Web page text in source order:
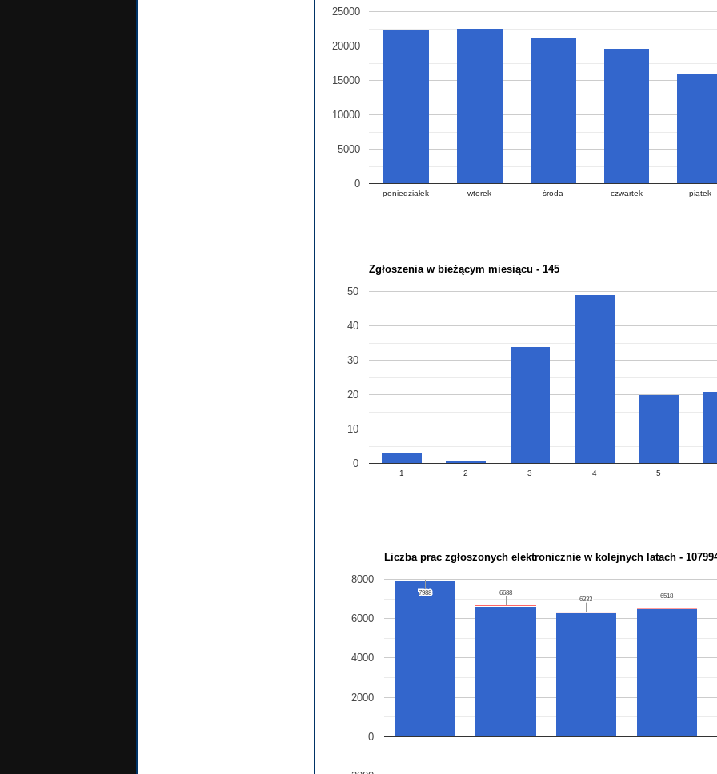
poniedziałek wtorek środa czwartek piątek
0
5000
10000
15000
20000
25000
Zgłoszenia w bieżącym miesiącu - 145
1 2 3 4 5
0
10
20
30
40
50
Liczba prac zgłoszonych elektronicznie w kolejnych latach -
0
2000
4000
6000
8000
7988
7988 6688
6688
6333
6333 6518
6518